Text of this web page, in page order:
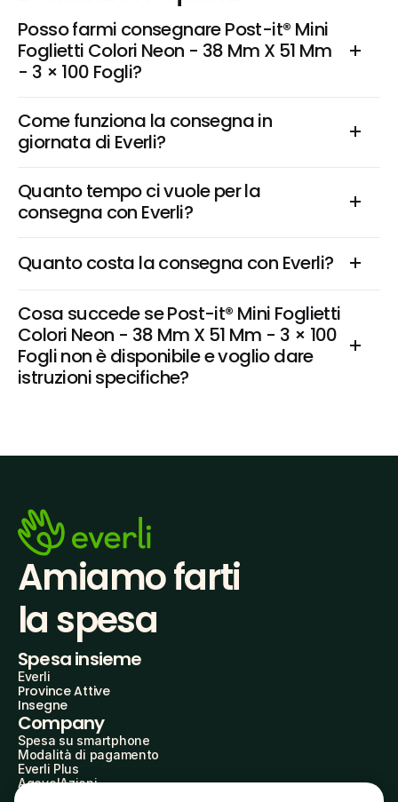
Posso farmi consegnare Post-it® Mini
Foglietti Colori Neon - 38 Mm X 51 Mm
- 3 × 100 Fogli?
Come funziona la consegna in
giornata di Everli?
Quanto tempo ci vuole per la
consegna con Everli?
Quanto costa la consegna con Everli?
Cosa succede se Post-it® Mini Foglietti
Colori Neon - 38 Mm X 51 Mm - 3 × 100
Fogli non è disponibile e voglio dare
istruzioni specifiche?
Amiamo farti
la spesa
Spesa insieme
Everli
Province Attive
Insegne
Company
Spesa su smartphone
Modalità di pagamento
Everli Plus
AgevolAzioni